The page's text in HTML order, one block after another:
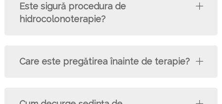
Este sigură procedura de
hidrocolonoterapie?
Care este pregătirea înainte de terapie?